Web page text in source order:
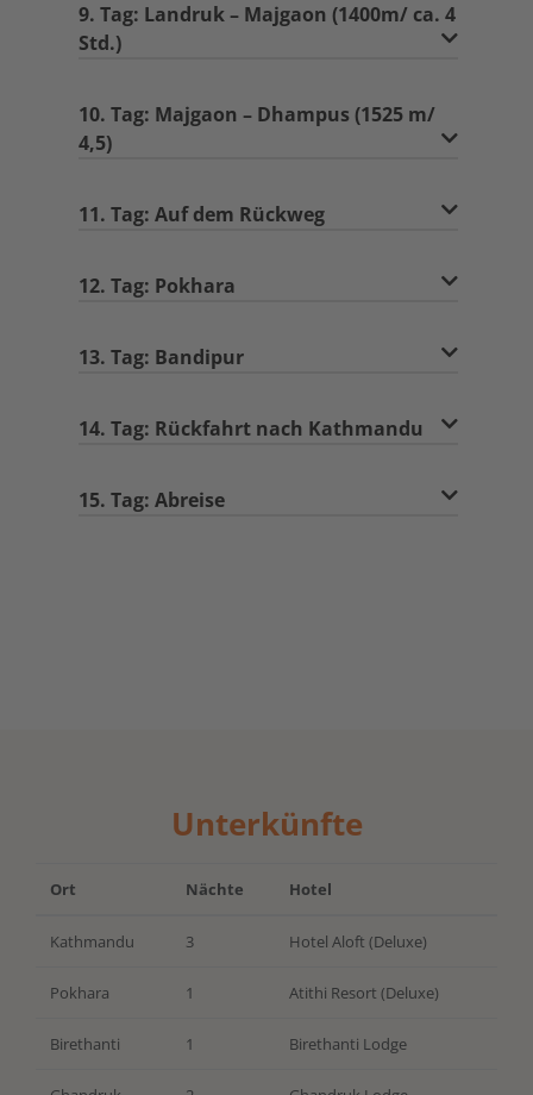
9. Tag: Landruk – Majgaon (1400m/ ca. 4
Std.)
10. Tag: Majgaon – Dhampus (1525 m/
4,5)
11. Tag: Auf dem Rückweg
12. Tag: Pokhara
13. Tag: Bandipur
14. Tag: Rückfahrt nach Kathmandu
15. Tag: Abreise
Unterkünfte
Ort Nächte Hotel
Kathmandu 3 Hotel Aloft (Deluxe)
Pokhara 1 Atithi Resort (Deluxe)
Birethanti 1 Birethanti Lodge